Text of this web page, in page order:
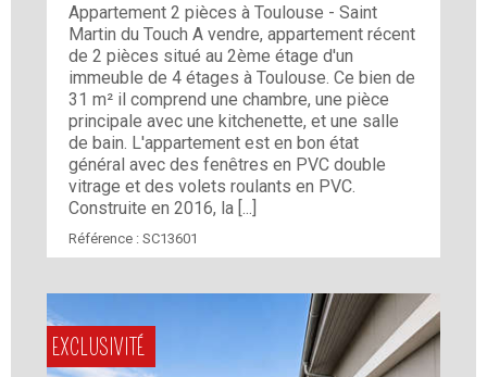
Appartement 2 pièces à Toulouse - Saint
Martin du Touch A vendre, appartement récent
de 2 pièces situé au 2ème étage d'un
immeuble de 4 étages à Toulouse. Ce bien de
31 m² il comprend une chambre, une pièce
principale avec une kitchenette, et une salle
de bain. L'appartement est en bon état
général avec des fenêtres en PVC double
vitrage et des volets roulants en PVC.
Construite en 2016, la [...]
Référence : SC13601
EXCLUSIVITÉ